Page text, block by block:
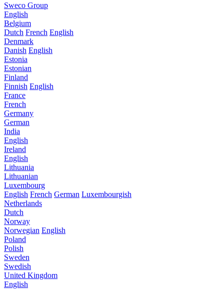
Sweco Group
English
Belgium
Dutch French English
Denmark
Danish English
Estonia
Estonian
Finland
Finnish English
France
French
Germany
German
India
English
Ireland
English
Lithuania
Lithuanian
Luxembourg
English French German Luxembourgish
Netherlands
Dutch
Norway
Norwegian English
Poland
Polish
Sweden
Swedish
United Kingdom
English